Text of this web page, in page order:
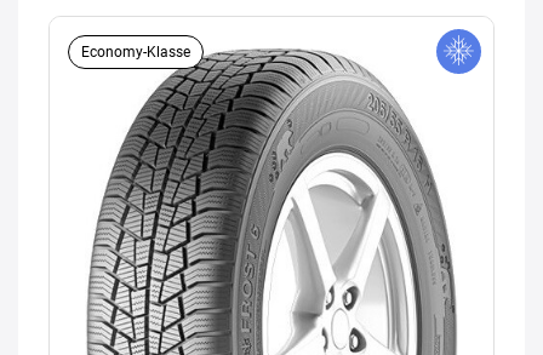
Economy-Klasse